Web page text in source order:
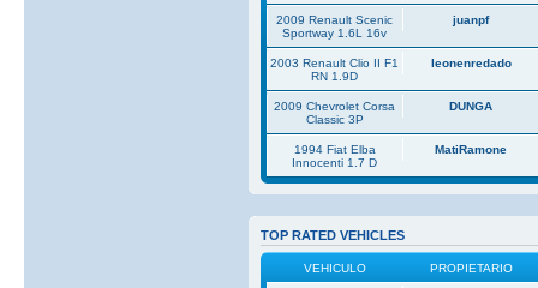
2009 Renault Scenic
Sportway 1.6L 16v
juanpf
2003 Renault Clio II F1
RN 1.9D
leonenredado
2009 Chevrolet Corsa
Classic 3P
DUNGA
1994 Fiat Elba
Innocenti 1.7 D
MatiRamone
TOP RATED VEHICLES
VEHICULO PROPIETARIO